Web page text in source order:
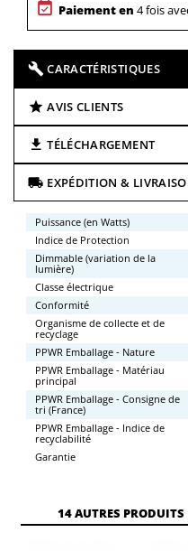
Paiement en 4 fois
CARACTÉRISTIQUES
AVIS CLIENTS
TÉLÉCHARGEMENT
EXPÉDITION &
Puissance (en Watts)
Indice de Protection
Dimmable (variation de la
lumière)
Classe électrique
Conformité
Organisme de collecte et de
recyclage
PPWR Emballage - Nature
PPWR Emballage - Matériau
principal
PPWR Emballage - Consigne de
tri (France)
PPWR Emballage - Indice de
recyclabilité
Garantie
14 AUTRES